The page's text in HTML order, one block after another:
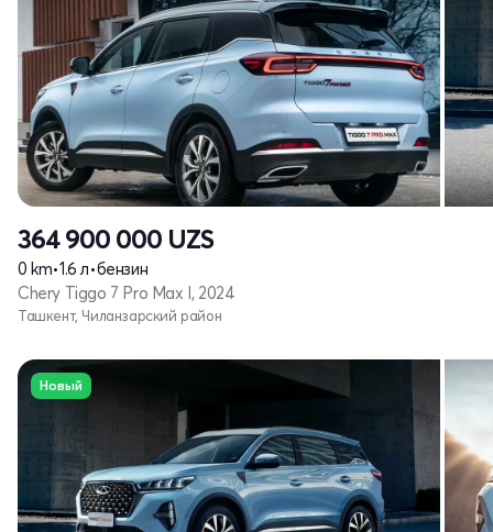
364 900 000 UZS
0 km•1.6 л•бензин
Chery Tiggo 7 Pro Max I, 2024
Ташкент, Чиланзарский район
Новый